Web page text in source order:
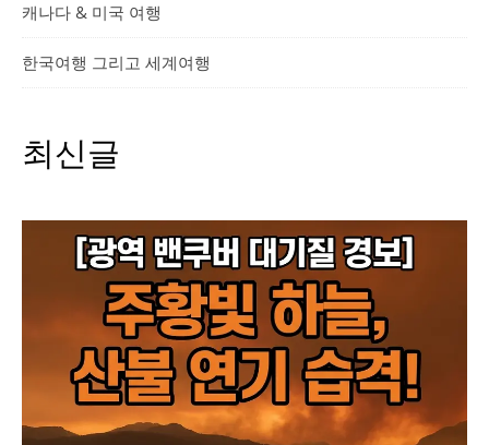
캐나다 & 미국 여행
한국여행 그리고 세계여행
최신글